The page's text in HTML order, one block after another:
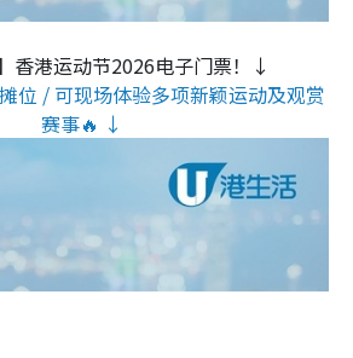
香港运动节2026电子门票！↓
位 / 可现场体验多项新颖运动及观赏
赛事🔥 ↓